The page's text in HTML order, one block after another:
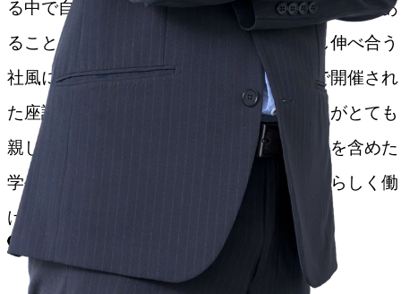
る中で自由な雰囲気や部署の垣根を超えた交流があ
ることを知り、何でも伝え合い、手を差し伸べ合う
社風に魅力を感じたからです。選考過程で開催され
た座談会が特に印象的でした。社員の方々がとても
親しみやすい雰囲気をつくってくれて、私を含めた
学生はみんな気兼ねなく発言ができ、自分らしく働
けるのはこの会社だと感じました。